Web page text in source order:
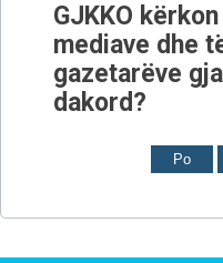
GJKKO
mediave dhe
gazetarëve
dakord?
Po